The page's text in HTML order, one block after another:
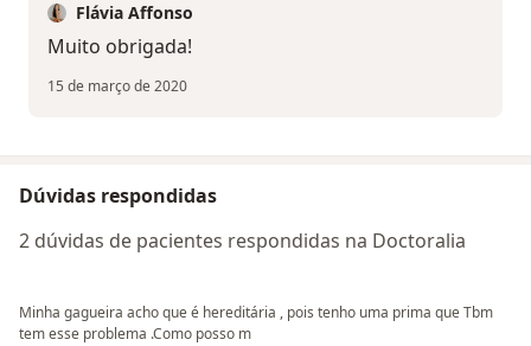
Flávia Affonso
Muito obrigada!
15 de março de 2020
Dúvidas respondidas
2 dúvidas de pacientes respondidas na Doctoralia
Minha gagueira acho que é hereditária , pois tenho uma prima que Tbm
tem esse problema .Como posso m